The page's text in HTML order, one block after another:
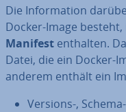
Die In­for­ma­ti­on
Docker-Image
Manifest enthalten.
Datei, die ein Docker-
anderem enthält ein
Versions-,